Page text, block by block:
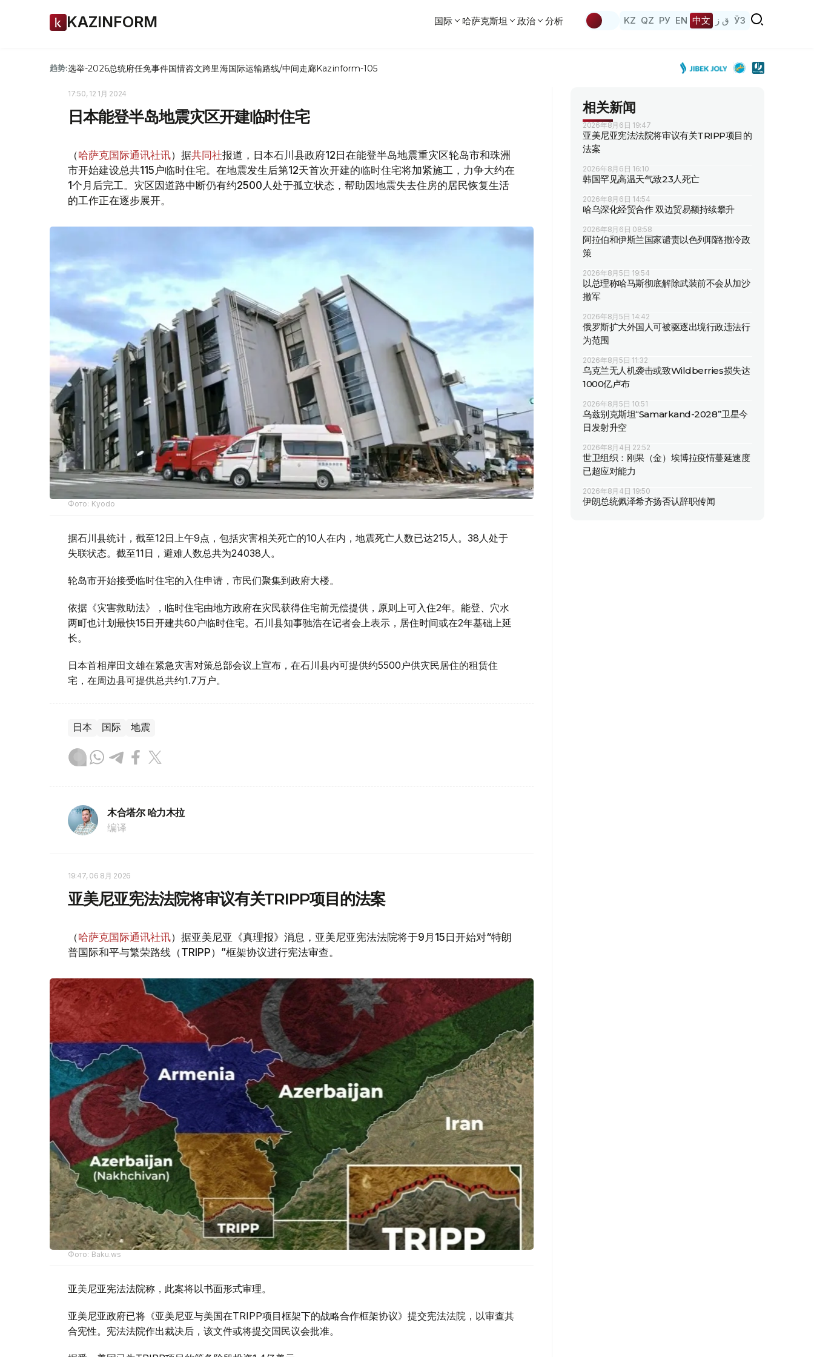
KAZINFORM 国际 哈萨克斯坦 政治 分析 KZ QZ РУ EN 中文 ق ز ЎЗ
趋势:选举-2026总统府任免事件国情咨文跨里海国际运输路线/中间走廊Kazinform-105
17:50, 12 1月 2024
日本能登半岛地震灾区开建临时住宅
（哈萨克国际通讯社讯）据共同社报道，日本石川县政府12日在能登半岛地震重灾区轮岛市和珠洲
市开始建设总共115户临时住宅。在地震发生后第12天首次开建的临时住宅将加紧施工，力争大约在
1个月后完工。灾区因道路中断仍有约2500人处于孤立状态，帮助因地震失去住房的居民恢复生活
的工作正在逐步展开。
Фото: Kyodo
据石川县统计，截至12日上午9点，包括灾害相关死亡的10人在内，地震死亡人数已达215人。38人处于
失联状态。截至11日，避难人数总共为24038人。
轮岛市开始接受临时住宅的入住申请，市民们聚集到政府大楼。
依据《灾害救助法》，临时住宅由地方政府在灾民获得住宅前无偿提供，原则上可入住2年。能登、穴水
两町也计划最快15日开建共60户临时住宅。石川县知事驰浩在记者会上表示，居住时间或在2年基础上延
长。
日本首相岸田文雄在紧急灾害对策总部会议上宣布，在石川县内可提供约5500户供灾民居住的租赁住
宅，在周边县可提供总共约1.7万户。
日本 国际 地震
木合塔尔 哈力木拉
编译
19:47, 06 8月 2026
亚美尼亚宪法法院将审议有关TRIPP项目的法案
（哈萨克国际通讯社讯）据亚美尼亚《真理报》消息，亚美尼亚宪法法院将于9月15日开始对“特朗
普国际和平与繁荣路线（TRIPP）”框架协议进行宪法审查。
Фото: Baku.ws
亚美尼亚宪法法院称，此案将以书面形式审理。
亚美尼亚政府已将《亚美尼亚与美国在TRIPP项目框架下的战略合作框架协议》提交宪法法院，以审查其
合宪性。宪法法院作出裁决后，该文件或将提交国民议会批准。
相关新闻
2026年8月6日 19:47
亚美尼亚宪法法院将审议有关TRIPP项目的
法案
2026年8月6日 16:10
韩国罕见高温天气致23人死亡
2026年8月6日 14:54
哈乌深化经贸合作 双边贸易额持续攀升
2026年8月6日 08:58
阿拉伯和伊斯兰国家谴责以色列耶路撒冷政
策
2026年8月5日 19:54
以总理称哈马斯彻底解除武装前不会从加沙
撤军
2026年8月5日 14:42
俄罗斯扩大外国人可被驱逐出境行政违法行
为范围
2026年8月5日 11:32
乌克兰无人机袭击或致Wildberries损失达
1000亿卢布
2026年8月5日 10:51
乌兹别克斯坦“Samarkand-2028”卫星今
日发射升空
2026年8月4日 22:52
世卫组织：刚果（金）埃博拉疫情蔓延速度
已超应对能力
2026年8月4日 19:50
伊朗总统佩泽希齐扬否认辞职传闻